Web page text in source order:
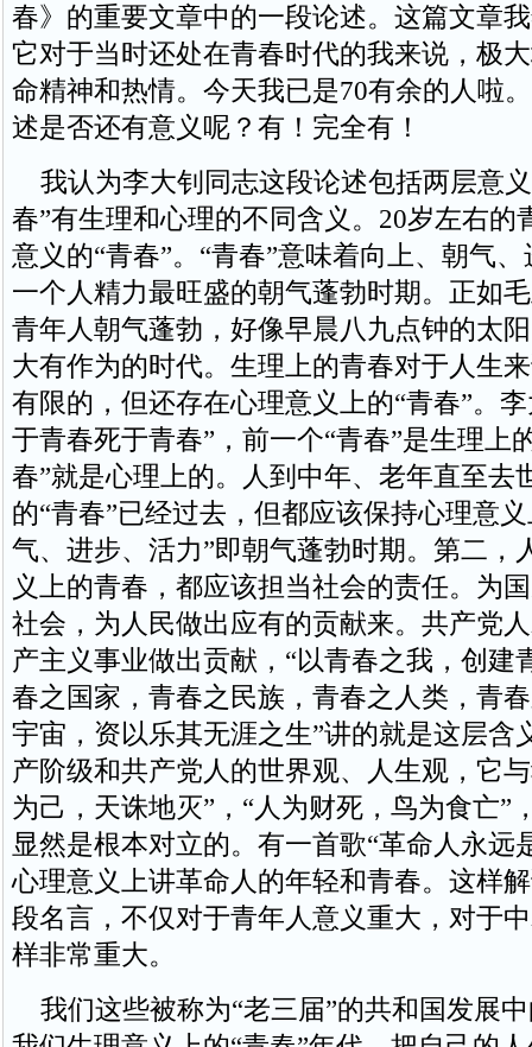
春》的重要文章中的一段论述。这篇文章
它对于当时还处在青春时代的我来说，极
命精神和热情。今天我已是70有余的人啦
述是否还有意义呢？有！完全有！
我认为李大钊同志这段论述包括两层意
春”有生理和心理的不同含义。20岁左右的
意义的“青春”。“青春”意味着向上、朝气
一个人精力最旺盛的朝气蓬勃时期。正如
青年人朝气蓬勃，好像早晨八九点钟的太
大有作为的时代。生理上的青春对于人生
有限的，但还存在心理意义上的“青春”。
于青春死于青春”，前一个“青春”是生理上
春”就是心理上的。人到中年、老年直至去
的“青春”已经过去，但都应该保持心理意
气、进步、活力”即朝气蓬勃时期。第二，
义上的青春，都应该担当社会的责任。为
社会，为人民做出应有的贡献来。共产党
产主义事业做出贡献，“以青春之我，创建
春之国家，青春之民族，青春之人类，青
宇宙，资以乐其无涯之生”讲的就是这层含
产阶级和共产党人的世界观、人生观，它
为己，天诛地灭”，“人为财死，鸟为食亡”
显然是根本对立的。有一首歌“革命人永远
心理意义上讲革命人的年轻和青春。这样
段名言，不仅对于青年人意义重大，对于
样非常重大。
我们这些被称为“老三届”的共和国发展